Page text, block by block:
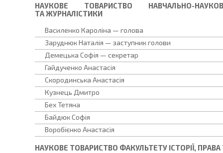
НАУКОВЕ ТОВАРИСТВО НАВЧАЛЬНО-
ТА ЖУРНАЛІСТИКИ
Василенко Кароліна — голова
Заруднюк Наталія — заступник голови
Демецька Софія — секретар
Гайдученко Анастасія
Скородинська Анастасія
Кузнець Дмитро
Бех Тетяна
Байдюк Софія
Воробієнко Анастасія
НАУКОВЕ ТОВАРИСТВО ФАКУЛЬТЕТУ ІСТОРІЇ,